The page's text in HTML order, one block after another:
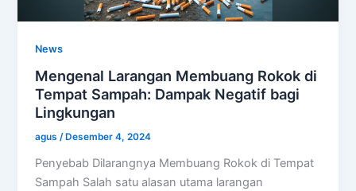
News
Mengenal Larangan Membuang Rokok di
Tempat Sampah: Dampak Negatif bagi
Lingkungan
agus/ Desember 4, 2024
Penyebab Dilarangnya Membuang Rokok di Tempat
Sampah Salah satu alasan utama larangan